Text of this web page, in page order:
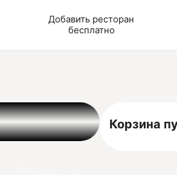
Добавить ресторан
бесплатно
Корзина